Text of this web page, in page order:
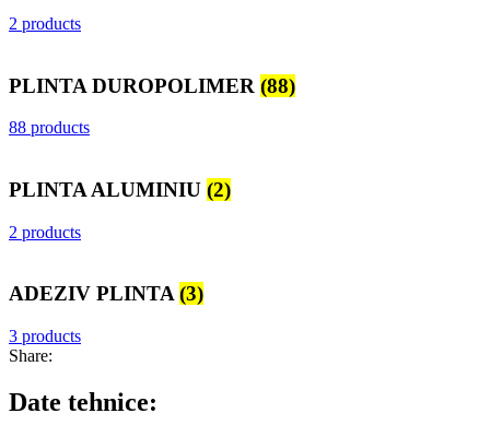
2 products
PLINTA DUROPOLIMER (88)
88 products
PLINTA ALUMINIU (2)
2 products
ADEZIV PLINTA(3)
3 products
Share:
Date tehnice: